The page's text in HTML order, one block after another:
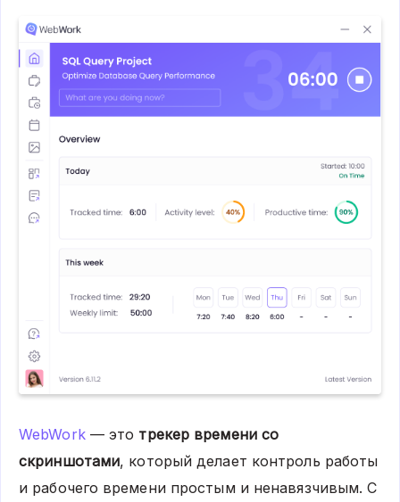
WebWork— это трекер времени со
скриншотами, который делает контроль работы
и рабочего времени простым и ненавязчивым. С